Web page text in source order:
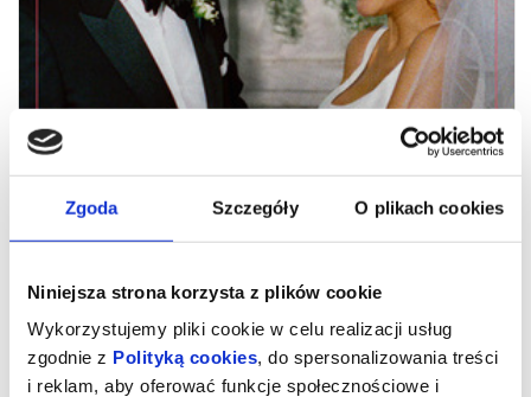
Zgoda Szczegóły O plikach cookies
Niniejsza strona korzysta z plików cookie
Wykorzystujemy pliki cookie w celu realizacji usług
zgodnie z Polityką cookies, do spersonalizowania treści
i reklam, aby oferować funkcje społecznościowe i